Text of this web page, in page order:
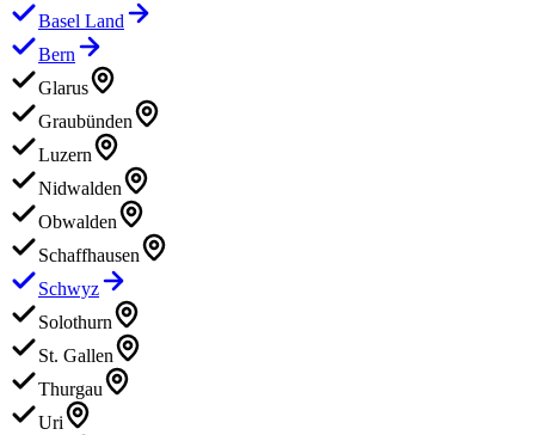
Basel Land
Bern
Glarus
Graubünden
Luzern
Nidwalden
Obwalden
Schaffhausen
Schwyz
Solothurn
St. Gallen
Thurgau
Uri